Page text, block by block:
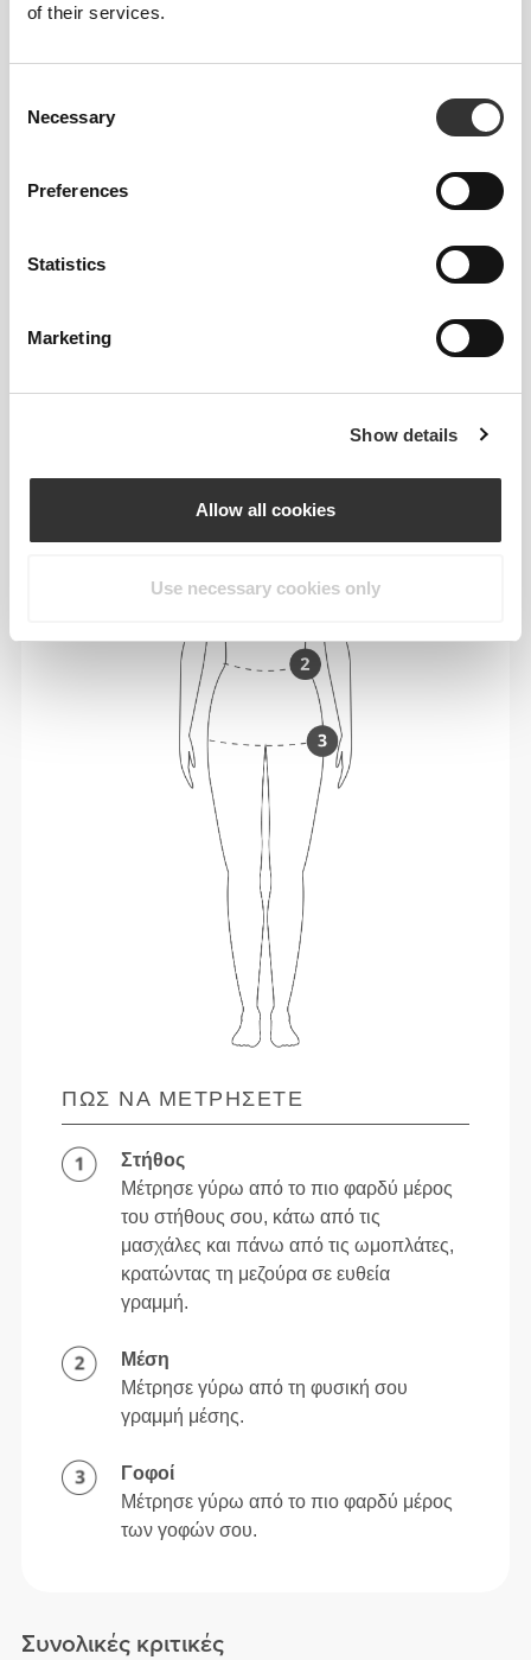
of their services.
Selection
Necessary
Preferences
Statistics
Marketing
Show details
Allow all cookies
Use necessary cookies only
Συνολικές κριτικές
116 - 126
- 49" 5/8
Ανάμεσα σε μεγέθη; Δεν είσαι σίγουρος για
Αν είσαι αναποφάσιστος, διάλεξε ένα
μεγαλύτερο μέγεθος για πιο χαλαρή εφαρμογή ή
προϊόντα μας είναι σχεδιασμένα να ταιριάζουν
ΠΏΣ ΝΑ ΜΕΤΡΉΣΕΤΕ
Στήθος
Μέτρησε γύρω από το πιο φαρδύ μέρος
του στήθους σου, κάτω από τις
μασχάλες και πάνω από τις ωμοπλάτες,
κρατώντας τη μεζούρα σε ευθεία
γραμμή.
Μέση
Μέτρησε γύρω από τη φυσική σου
γραμμή μέσης.
Γοφοί
Μέτρησε γύρω από το πιο φαρδύ μέρος
των γοφών σου.